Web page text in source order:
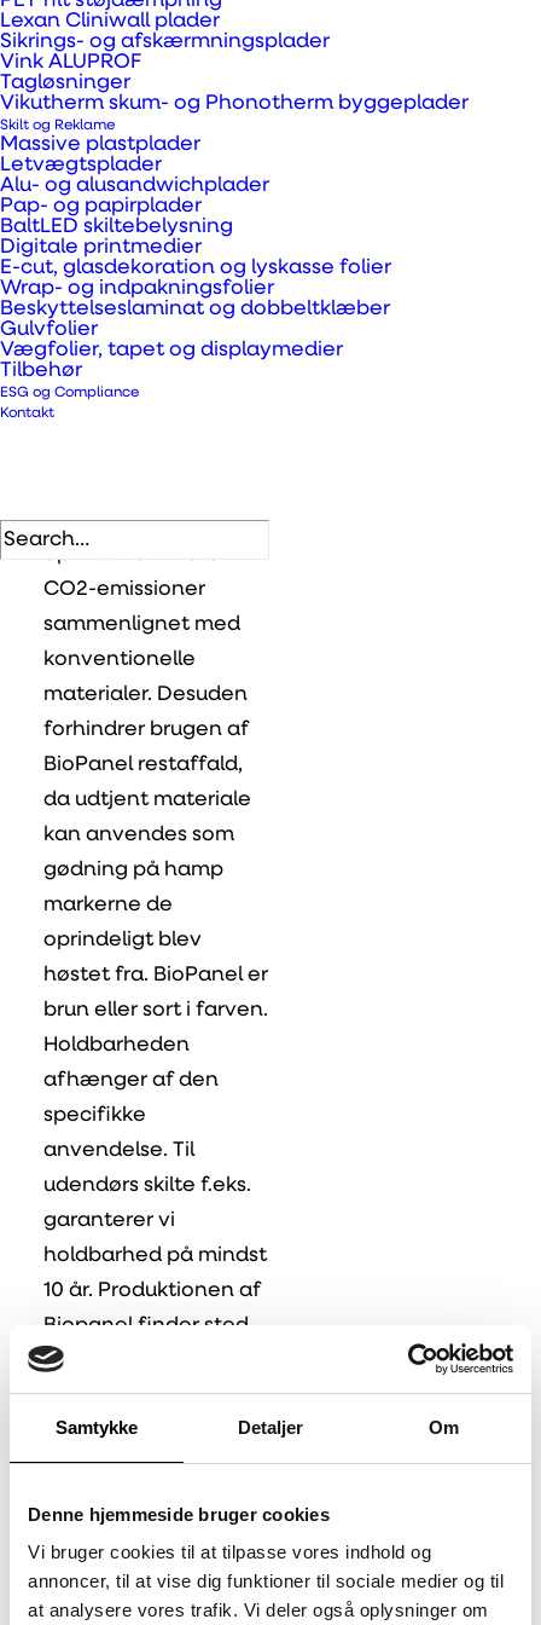
Samtykke Detaljer Om
Denne hjemmeside bruger cookies
Vi bruger cookies til at tilpasse vores indhold og
annoncer, til at vise dig funktioner til sociale medier og til
at analysere vores trafik. Vi deler også oplysninger om
Lexan Cliniwall plader
Sikrings- og afskærmningsplader
Vink ALUPROF
Tagløsninger
Vikutherm skum- og Phonotherm byggeplader
Skilt og Reklame
Massive plastplader
Letvægtsplader
Alu- og alusandwichplader
Pap- og papirplader
BaltLED skiltebelysning
Digitale printmedier
E-cut, glasdekoration og lyskasse folier
Wrap- og indpakningsfolier
Beskyttelseslaminat og dobbeltklæber
Gulvfolier
Vægfolier, tapet og displaymedier
Tilbehør
ESG og Compliance
Kontakt
biologisk nedbrydeligt
plastplademateriale
velegnet til mange
forskellige
anvendelser. BioPanel
består af 100%
biobaserede
materialer med
industrihamp og en
termoplastisk
mælkesyrebiopolymer
(PLA) som
BioPanel resulterer i
CO2-emissioner
sammenlignet med
konventionelle
materialer. Desuden
forhindrer brugen af
BioPanel restaffald,
da udtjent materiale
kan anvendes som
gødning på hamp
markerne de
oprindeligt blev
høstet fra. BioPanel er
brun eller sort i farven.
Holdbarheden
afhænger af den
specifikke
anvendelse. Til
udendørs skilte f.eks.
garanterer vi
holdbarhed på mindst
10 år. Produktionen af
Biopanel finder sted
ved lavere
temperaturer end
andre HPL typer,
hvilket også bruger
Særligt om
Biopanel: